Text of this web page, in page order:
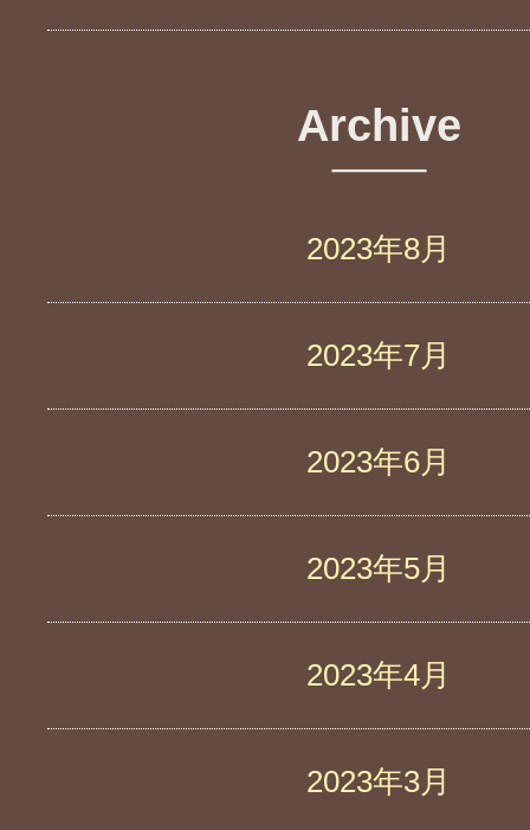
Archive
2023年8月
2023年7月
2023年6月
2023年5月
2023年4月
2023年3月